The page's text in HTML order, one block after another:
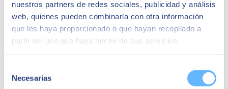
nuestros partners de redes sociales, publicidad y análisis
web, quienes pueden combinarla con otra información
que les haya proporcionado o que hayan recopilado a
partir del uso que haya hecho de sus servicios.
Necesarias